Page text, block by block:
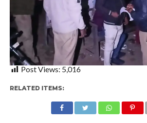
Post Views: 5,016
RELATED ITEMS: